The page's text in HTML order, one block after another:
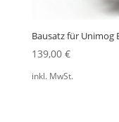
Bausatz für Unimog
139,00 €
inkl. MwSt.